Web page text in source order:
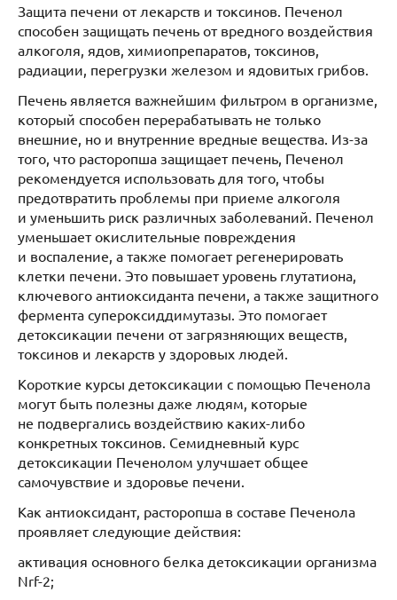
Защита печени от лекарств и токсинов. Печенол
способен защищать печень от вредного воздействия
алкоголя, ядов, химиопрепаратов, токсинов,
радиации, перегрузки железом и ядовитых грибов.
Печень является важнейшим фильтром в организме,
который способен перерабатывать не только
внешние, но и внутренние вредные вещества. Из-за
того, что расторопша защищает печень, Печенол
рекомендуется использовать для того, чтобы
предотвратить проблемы при приеме алкоголя
и уменьшить риск различных заболеваний. Печенол
уменьшает окислительные повреждения
и воспаление, а также помогает регенерировать
клетки печени. Это повышает уровень глутатиона,
ключевого антиоксиданта печени, а также защитного
фермента супероксиддимутазы. Это помогает
детоксикации печени от загрязняющих веществ,
токсинов и лекарств у здоровых людей.
Короткие курсы детоксикации с помощью Печенола
могут быть полезны даже людям, которые
не подвергались воздействию каких-либо
конкретных токсинов. Семидневный курс
детоксикации Печенолом улучшает общее
самочувствие и здоровье печени.
Как антиоксидант, расторопша в составе Печенола
проявляет следующие действия:
активация основного белка детоксикации организма
Nrf-2;